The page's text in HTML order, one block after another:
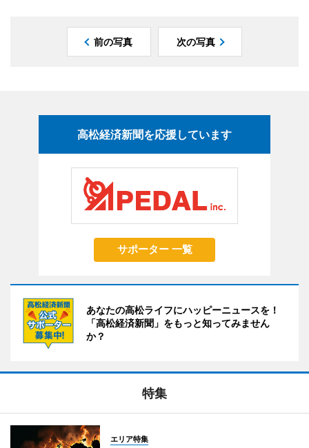
前の写真 次の写真
高松経済新聞を応援しています
サポーター 一覧
あなたの高松ライフにハッピーニュースを！
「高松経済新聞」をもっと知ってみません
か？
特集
エリア特集